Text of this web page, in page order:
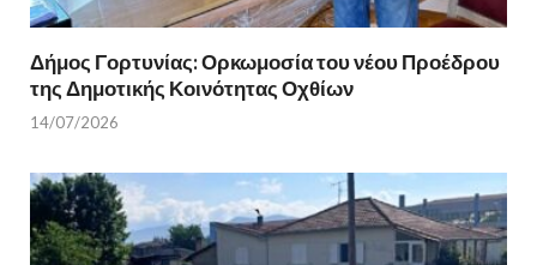
Δήμος Γορτυνίας: Ορκωμοσία του νέου Προέδρου
της Δημοτικής Κοινότητας Οχθίων
14/07/2026